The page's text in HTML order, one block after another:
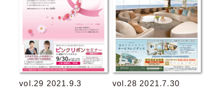
vol.29 2021.9.3 vol.28 2021.7.30